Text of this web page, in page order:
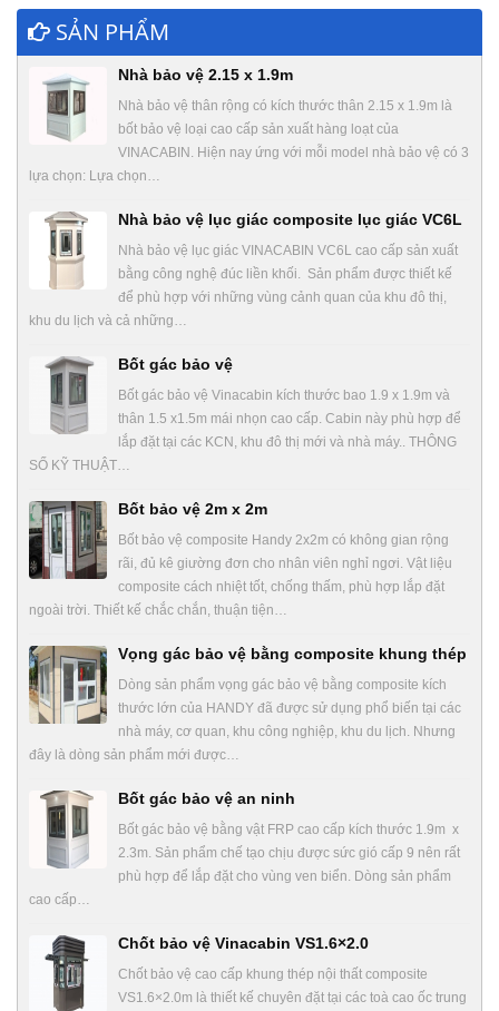
SẢN PHẨM
Nhà bảo vệ 2.15 x 1.9m
Nhà bảo vệ thân rộng có kích thước thân 2.15 x 1.9m là
bốt bảo vệ loại cao cấp sản xuất hàng loạt của
VINACABIN. Hiện nay ứng với mỗi model nhà bảo vệ có 3
lựa chọn: Lựa chọn…
Nhà bảo vệ lục giác composite lục giác VC6L
Nhà bảo vệ lục giác VINACABIN VC6L cao cấp sản xuất
bằng công nghệ đúc liền khối. Sản phẩm được thiết kế
để phù hợp với những vùng cảnh quan của khu đô thị,
khu du lịch và cả những…
Bốt gác bảo vệ
Bốt gác bảo vệ Vinacabin kích thước bao 1.9 x 1.9m và
thân 1.5 x1.5m mái nhọn cao cấp. Cabin này phù hợp để
lắp đặt tại các KCN, khu đô thị mới và nhà máy.. THÔNG
SỐ KỸ THUẬT…
Bốt bảo vệ 2m x 2m
Bốt bảo vệ composite Handy 2x2m có không gian rộng
rãi, đủ kê giường đơn cho nhân viên nghỉ ngơi. Vật liệu
composite cách nhiệt tốt, chống thấm, phù hợp lắp đặt
ngoài trời. Thiết kế chắc chắn, thuận tiện…
Vọng gác bảo vệ bằng composite khung thép
Dòng sản phẩm vọng gác bảo vệ bằng composite kích
thước lớn của HANDY đã được sử dụng phổ biến tại các
nhà máy, cơ quan, khu công nghiệp, khu du lịch. Nhưng
đây là dòng sản phẩm mới được…
Bốt gác bảo vệ an ninh
Bốt gác bảo vệ bằng vật FRP cao cấp kích thước 1.9m x
2.3m. Sản phẩm chế tạo chịu được sức gió cấp 9 nên rất
phù hợp để lắp đặt cho vùng ven biển. Dòng sản phẩm
cao cấp…
Chốt bảo vệ Vinacabin VS1.6×2.0
Chốt bảo vệ cao cấp khung thép nội thất composite
VS1.6×2.0m là thiết kế chuyên đặt tại các toà cao ốc trung